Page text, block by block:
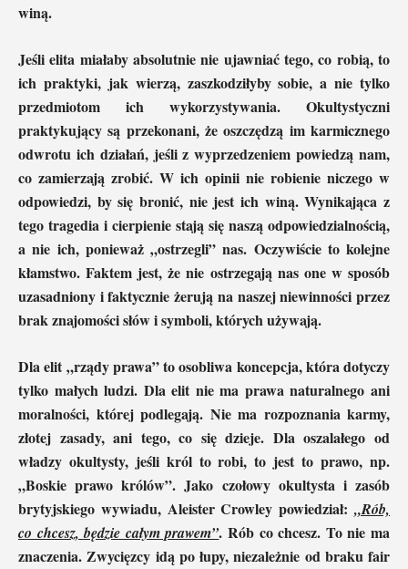
winą.
Jeśli elita miałaby absolutnie nie ujawniać tego, co robią, to
ich praktyki, jak wierzą, zaszkodziłyby sobie, a nie tylko
przedmiotom ich wykorzystywania. Okultystyczni
praktykujący są przekonani, że oszczędzą im karmicznego
odwrotu ich działań, jeśli z wyprzedzeniem powiedzą nam,
co zamierzają zrobić. W ich opinii nie robienie niczego w
odpowiedzi, by się bronić, nie jest ich winą. Wynikająca z
tego tragedia i cierpienie stają się naszą odpowiedzialnością,
a nie ich, ponieważ „ostrzegli” nas. Oczywiście to kolejne
kłamstwo. Faktem jest, że nie ostrzegają nas one w sposób
uzasadniony i faktycznie żerują na naszej niewinności przez
brak znajomości słów i symboli, których używają.
Dla elit „rządy prawa” to osobliwa koncepcja, która dotyczy
tylko małych ludzi. Dla elit nie ma prawa naturalnego ani
moralności, której podlegają. Nie ma rozpoznania karmy,
złotej zasady, ani tego, co się dzieje. Dla oszalałego od
władzy okultysty, jeśli król to robi, to jest to prawo, np.
„Boskie prawo królów”. Jako czołowy okultysta i zasób
brytyjskiego wywiadu, Aleister Crowley powiedział: „Rób,
co chcesz, będzie całym prawem”. Rób co chcesz. To nie ma
znaczenia. Zwycięzcy idą po łupy, niezależnie od braku fair